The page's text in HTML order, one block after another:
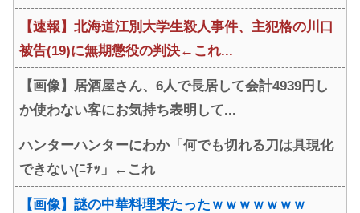
【速報】北海道江別大学生殺人事件、主犯格の川口
被告(19)に無期懲役の判決←これ...
【画像】居酒屋さん、6人で長居して会計4939円し
か使わない客にお気持ち表明して...
ハンターハンターにわか「何でも切れる刀は具現化
できない(ﾆﾁｯ」←これ
【画像】謎の中華料理来たったｗｗｗｗｗｗｗ